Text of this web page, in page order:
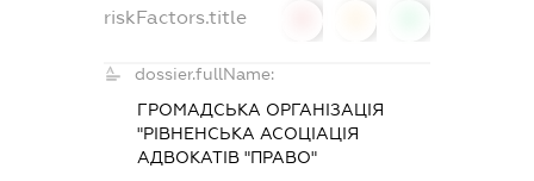
riskFactors.title
dossier.fullName:
ГРОМАДСЬКА ОРГАНІЗАЦІЯ
"РІВНЕНСЬКА АСОЦІАЦІЯ
АДВОКАТІВ "ПРАВО"